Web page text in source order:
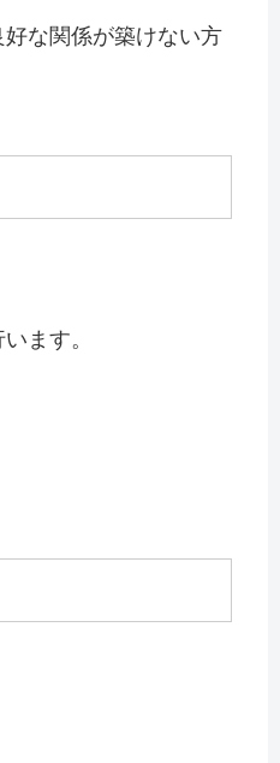
な関係が築けない方
ます。